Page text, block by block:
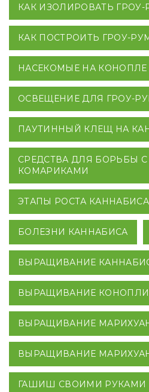
КАК ИЗОЛИРОВАТЬ ГРОУ-
КАК ПОСТРОИТЬ ГРОУ-
НАСЕКОМЫЕ НА КОНОПЛЕ
ОСВЕЩЕНИЕ ДЛЯ ГРОУ-
ПАУТИННЫЙ КЛЕЩ НА
СРЕДСТВА ДЛЯ БОРЬБЫ
КОМАРИКАМИ
ЭТАПЫ РОСТА КАННАБИСА
БОЛЕЗНИ КАННАБИСА
ВЫРАЩИВАНИЕ
ВЫРАЩИВАНИЕ КОНОПЛИ
ВЫРАЩИВАНИЕ
ВЫРАЩИВАНИЕ
ГАШИШ СВОИМИ РУКАМИ